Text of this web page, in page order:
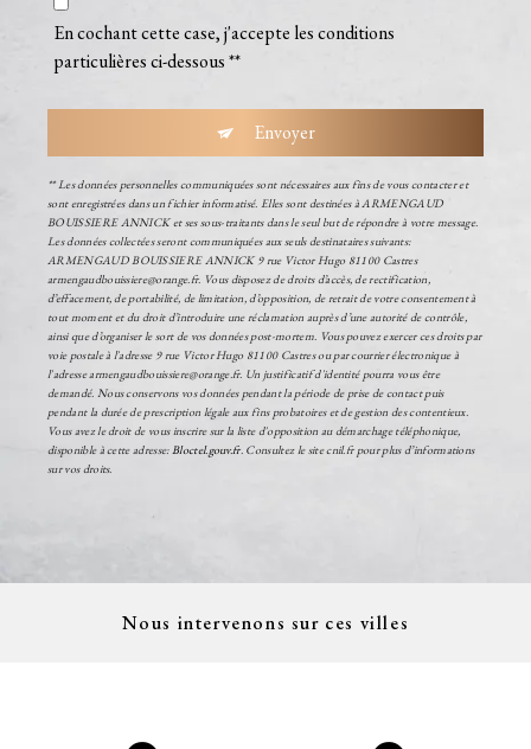
En cochant cette case, j'accepte les conditions
particulières ci-dessous **
Envoyer
** Les données personnelles communiquées sont nécessaires aux fins de vous contacter et
sont enregistrées dans un fichier informatisé. Elles sont destinées à ARMENGAUD
BOUISSIERE ANNICK et ses sous-traitants dans le seul but de répondre à votre message.
Les données collectées seront communiquées aux seuls destinataires suivants:
ARMENGAUD BOUISSIERE ANNICK 9 rue Victor Hugo 81100 Castres
armengaudbouissiere@orange.fr. Vous disposez de droits d’accès, de rectification,
d’effacement, de portabilité, de limitation, d’opposition, de retrait de votre consentement à
tout moment et du droit d’introduire une réclamation auprès d’une autorité de contrôle,
ainsi que d’organiser le sort de vos données post-mortem. Vous pouvez exercer ces droits par
voie postale à l'adresse 9 rue Victor Hugo 81100 Castres ou par courrier électronique à
l'adresse armengaudbouissiere@orange.fr. Un justificatif d'identité pourra vous être
demandé. Nous conservons vos données pendant la période de prise de contact puis
pendant la durée de prescription légale aux fins probatoires et de gestion des contentieux.
Vous avez le droit de vous inscrire sur la liste d'opposition au démarchage téléphonique,
disponible à cette adresse:Bloctel.gouv.fr. Consultez le site cnil.fr pour plus d’informations
sur vos droits.
Nous intervenons sur ces villes